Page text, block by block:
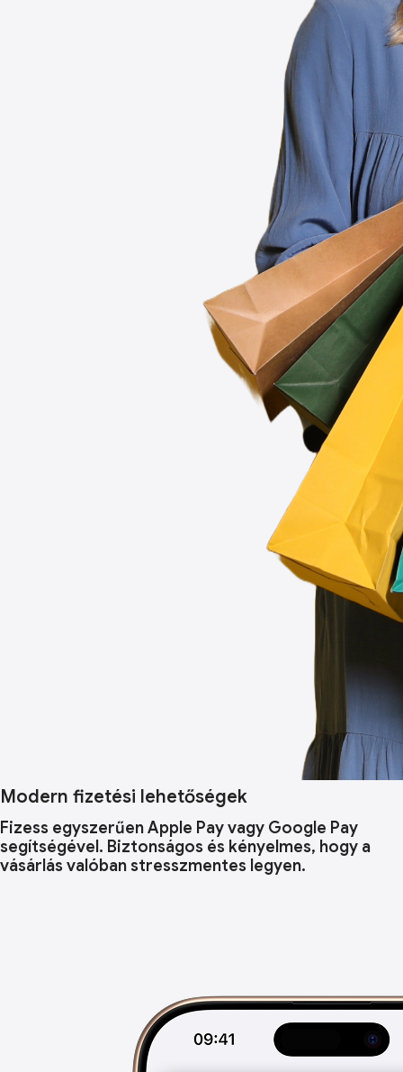
Modern fizetési lehetőségek
Fizess egyszerűen Apple Pay vagy Google Pay
segítségével. Biztonságos és kényelmes, hogy a
vásárlás valóban stresszmentes legyen.